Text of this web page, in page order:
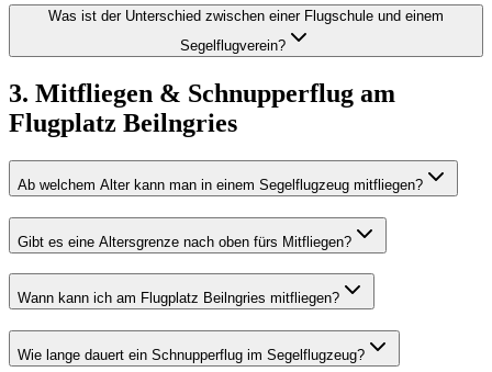
Was ist der Unterschied zwischen einer Flugschule und einem
Segelflugverein?
3. Mitfliegen & Schnupperflug am
Flugplatz Beilngries
Ab welchem Alter kann man in einem Segelflugzeug mitfliegen?
Gibt es eine Altersgrenze nach oben fürs Mitfliegen?
Wann kann ich am Flugplatz Beilngries mitfliegen?
Wie lange dauert ein Schnupperflug im Segelflugzeug?